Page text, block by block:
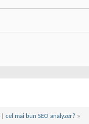
cel mai bun SEO analyzer? »